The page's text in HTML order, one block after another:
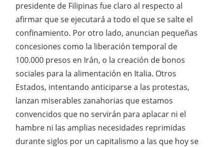
presidente de Filipinas fue claro al respecto al
afirmar que se ejecutará a todo el que se salte el
confinamiento. Por otro lado, anuncian pequeñas
concesiones como la liberación temporal de
100.000 presos en Irán, o la creación de bonos
sociales para la alimentación en Italia. Otros
Estados, intentando anticiparse a las protestas,
lanzan miserables zanahorias que estamos
convencidos que no servirán para aplacar ni el
hambre ni las amplias necesidades reprimidas
durante siglos por un capitalismo a las que hoy se